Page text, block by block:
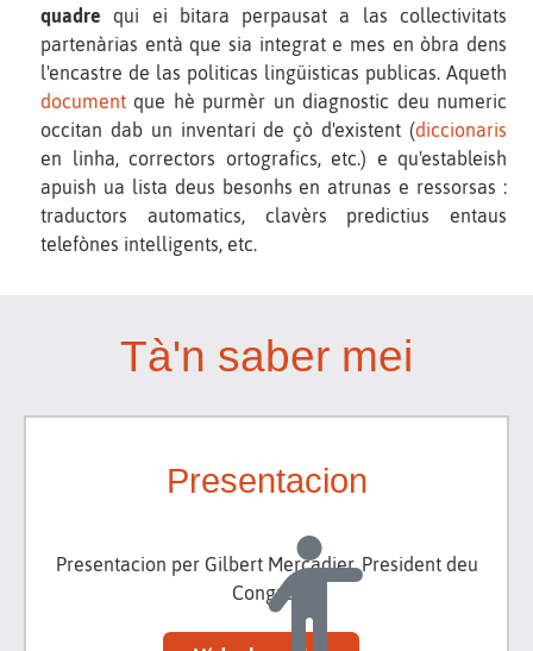
quadre qui ei bitara perpausat a las collectivitats
partenàrias entà que sia integrat e mes en òbra dens
l'encastre de las politicas lingüisticas publicas. Aqueth
document que hè purmèr un diagnostic deu numeric
occitan dab un inventari de çò d'existent (diccionaris
en linha, correctors ortografics, etc.) e qu'estableish
apuish ua lista deus besonhs en atrunas e ressorsas :
traductors automatics, clavèrs predictius entaus
telefònes intelligents, etc.
Tà'n saber mei
Presentacion
Presentacion per Gilbert Mercadier, President deu
Congrès